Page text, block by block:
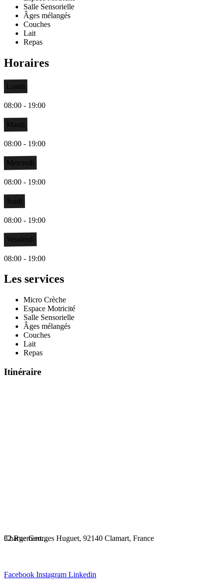
Salle Sensorielle
Âges mélangés
Couches
Lait
Repas
Horaires
Lundi
08:00 - 19:00
Mardi
08:00 - 19:00
Mercredi
08:00 - 19:00
Jeudi
08:00 - 19:00
Vendredi
08:00 - 19:00
Les services
Micro Crèche
Espace Motricité
Salle Sensorielle
Âges mélangés
Couches
Lait
Repas
Itinéraire
Chargement...
32 Rue Georges Huguet, 92140 Clamart, France
Facebook Instagram Linkedin